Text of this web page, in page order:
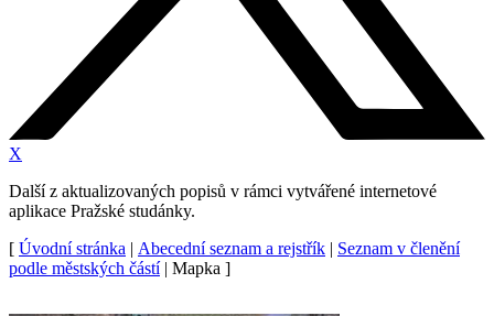
X
Další z aktualizovaných popisů v rámci vytvářené internetové
aplikace Pražské studánky.
[ Úvodní stránka | Abecední seznam a rejstřík | Seznam v členění
podle městských částí| Mapka ]